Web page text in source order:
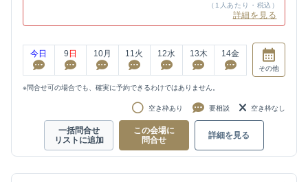
（1人あたり・税込）
詳細を見る
今日 9 日 10月 11 火 12水 13木 14金
その他
※問合せ可の場合でも、確実に予約できるわけではありません。
空き枠あり 要相談 空き枠なし
一括問合せ
リストに追加
この会場に
問合せ
詳細を見る